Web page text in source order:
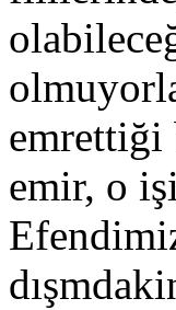
emrettiği
emir, o